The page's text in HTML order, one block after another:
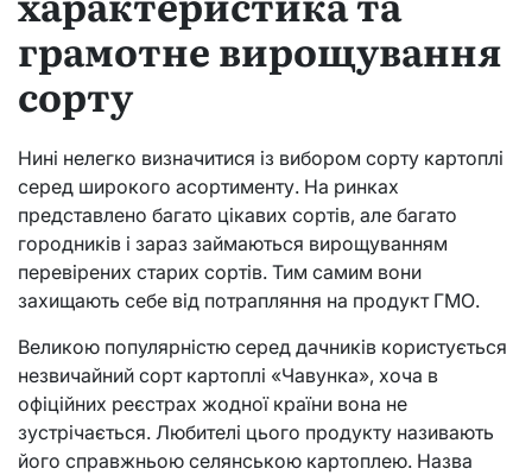
грамотне вирощування
сорту
Нині нелегко визначитися із вибором сорту картоплі
серед широкого асортименту. На ринках
представлено багато цікавих сортів, але багато
городників і зараз займаються вирощуванням
перевірених старих сортів. Тим самим вони
захищають себе від потрапляння на продукт ГМО.
Великою популярністю серед дачників користується
незвичайний сорт картоплі «Чавунка», хоча в
офіційних реєстрах жодної країни вона не
зустрічається. Любителі цього продукту називають
його справжньою селянською картоплею. Назва